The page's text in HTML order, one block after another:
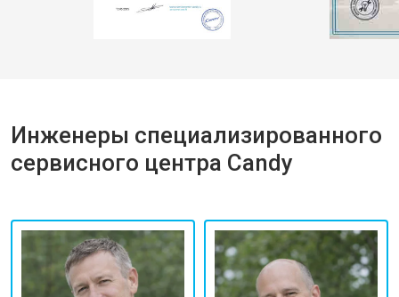
Инженеры специализированного
сервисного центра Candy